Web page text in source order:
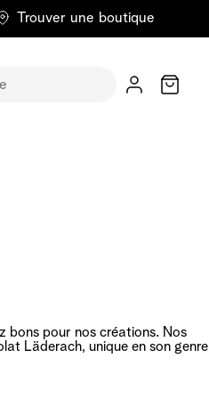
Trouver une boutique
Chariot
bons pour nos créations. Nos
Läderach, unique en son genre